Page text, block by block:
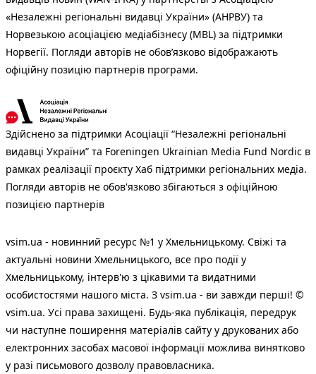
«Незалежні регіональні видавці України» (АНРВУ) та
Норвезькою асоціацією медіабізнесу (MBL) за підтримки
Норвегії. Погляди авторів не обов’язково відображають
офіційну позицію партнерів програми.
Здійснено за підтримки Асоціації “Незалежні регіональні
видавці України” та Foreningen Ukrainian Media Fund Nordic в
рамках реалізації проєкту Хаб підтримки регіональних медіа.
Погляди авторів не обов'язково збігаються з офіційною
позицією партнерів
vsim.ua - новинний ресурс №1 у Хмельницькому. Свіжі та
актуальні новини Хмельницького, все про події у
Хмельницькому, інтерв'ю з цікавими та видатними
особистостями нашого міста. З vsim.ua - ви завжди перші! ©
vsim.ua. Усі права захищені. Будь-яка публiкацiя, передрук
чи наступне поширення матеріалів сайту у друкованих або
електронних засобах масової інформації можлива винятково
у разі письмового дозволу правовласника.